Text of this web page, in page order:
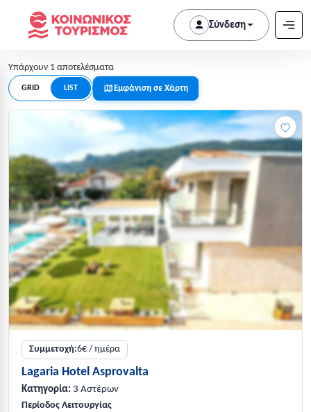
Σύνδεση
Υπάρχουν 1 αποτελέσματα
GRID LIST Εμφάνιση σε Χάρτη
Συμμετοχή:6€ / ημέρα
Lagaria Hotel Asprovalta
Κατηγορία: 3 Αστέρων
Περίοδος Λειτουργίας